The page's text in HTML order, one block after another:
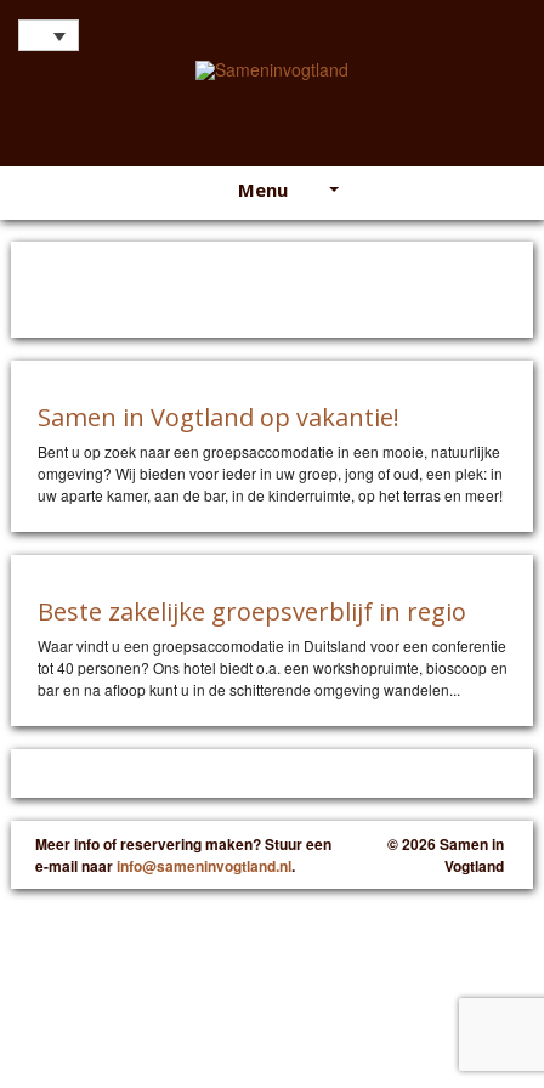
Menu
Samen in Vogtland op vakantie!
Bent u op zoek naar een groepsaccomodatie in een mooie, natuurlijke
omgeving? Wij bieden voor ieder in uw groep, jong of oud, een plek: in
uw aparte kamer, aan de bar, in de kinderruimte, op het terras en meer!
Beste zakelijke groepsverblijf in regio
Waar vindt u een groepsaccomodatie in Duitsland voor een conferentie
tot 40 personen? Ons hotel biedt o.a. een workshopruimte, bioscoop en
bar en na afloop kunt u in de schitterende omgeving wandelen...
Meer info of reservering maken? Stuur een
e-mail naarinfo@sameninvogtland.nl.
© 2026 Samen in
Vogtland